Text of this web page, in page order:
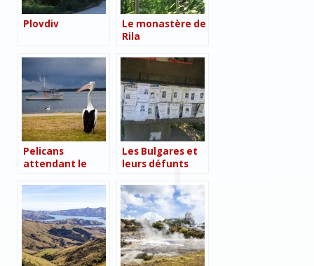
Plovdiv
Le monastère de
Rila
Pelicans
attendant le
pêche,
Greenwell Point
Les Bulgares et
leurs défunts